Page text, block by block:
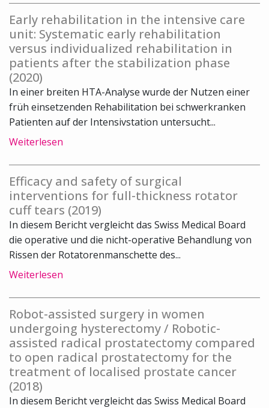
Early rehabilitation in the intensive care
unit: Systematic early rehabilitation
versus individualized rehabilitation in
patients after the stabilization phase
(2020)
In einer breiten HTA-Analyse wurde der Nutzen einer
früh einsetzenden Rehabilitation bei schwerkranken
Patienten auf der Intensivstation untersucht...
Weiterlesen
Efficacy and safety of surgical
interventions for full-thickness rotator
cuff tears (2019)
In diesem Bericht vergleicht das Swiss Medical Board
die operative und die nicht-operative Behandlung von
Rissen der Rotatorenmanschette des...
Weiterlesen
Robot-assisted surgery in women
undergoing hysterectomy / Robotic-
assisted radical prostatectomy compared
to open radical prostatectomy for the
treatment of localised prostate cancer
(2018)
In diesem Bericht vergleicht das Swiss Medical Board